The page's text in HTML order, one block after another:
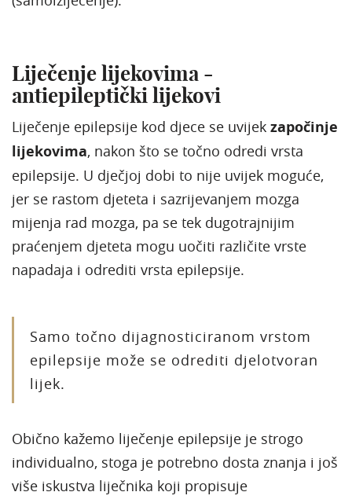
Liječenje lijekovima -
antiepileptički lijekovi
Liječenje epilepsije kod djece se uvijek započinje
lijekovima, nakon što se točno odredi vrsta
epilepsije. U dječjoj dobi to nije uvijek moguće,
jer se rastom djeteta i sazrijevanjem mozga
mijenja rad mozga, pa se tek dugotrajnijim
praćenjem djeteta mogu uočiti različite vrste
napadaja i odrediti vrsta epilepsije.
Samo točno dijagnosticiranom vrstom
epilepsije može se odrediti djelotvoran
lijek.
Obično kažemo liječenje epilepsije je strogo
individualno, stoga je potrebno dosta znanja i još
više iskustva liječnika koji propisuje